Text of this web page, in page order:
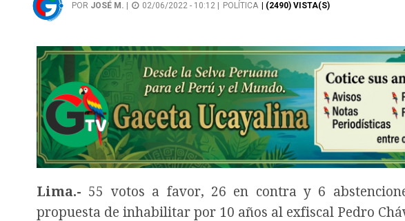
POR JOSÉ M. 02/06/2022 - 10:12 | POLÍTICA | (2490) VISTA(S)
Lima.- 55 votos a favor, 26 en contra y 6
propuesta de inhabilitar por 10 años al exfiscal Pedro